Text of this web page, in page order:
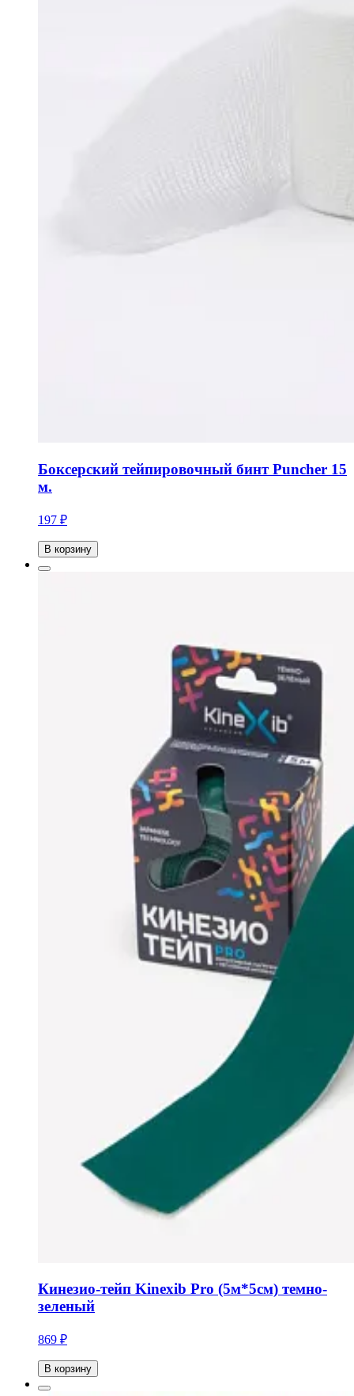
Боксерский тейпировочный бинт Puncher 15
м.
197 ₽
В корзину
Кинезио-тейп Kinexib Pro (5м*5см) темно-
зеленый
869 ₽
В корзину